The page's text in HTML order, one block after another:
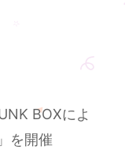
BOXによ
を開催